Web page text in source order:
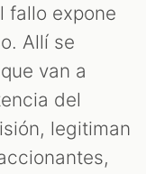
fallo expone
Allí se
van a
del
legitiman